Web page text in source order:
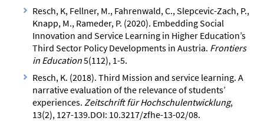
Resch, K, Fellner, M., Fahrenwald, C., Slepcevic-Zach, P.,
Knapp, M., Rameder, P. (2020). Embedding Social
Innovation and Service Learning in Higher Education’s
Third Sector Policy Developments in Austria. Frontiers
in Education5(112), 1-5.
Resch, K. (2018). Third Mission and service learning. A
narrative evaluation of the relevance of students’
experiences. Zeitschrift für Hochschulentwicklung,
13(2), 127-139.DOI: 10.3217/zfhe-13-02/08.